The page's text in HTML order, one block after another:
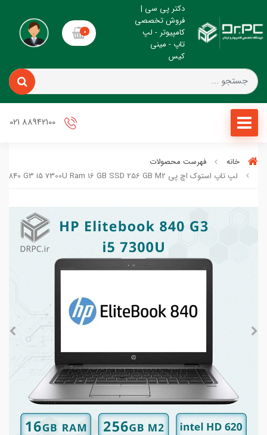
دکتر پی سی |
فروش تخصصی
کامپیوتر - لپ
تاپ - مینی
کیس
0
خانه
فهرست محصولات
لپ تاپ استوک اچ پی HP Elitebook 840 G3 i5 7300U Ram 16 GB SSD 256 GB M2